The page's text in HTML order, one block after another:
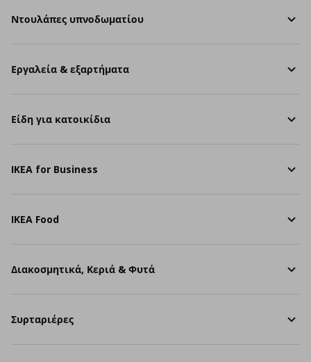
Ντουλάπες υπνοδωματίου
Εργαλεία & εξαρτήματα
Είδη για κατοικίδια
IKEA for Business
IKEA Food
Διακοσμητικά, Κεριά & Φυτά
Συρταριέρες